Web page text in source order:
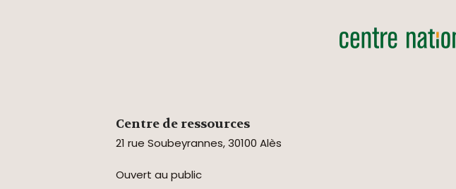
Centre de ressources
21 rue Soubeyrannes, 30100 Alès
Ouvert au public